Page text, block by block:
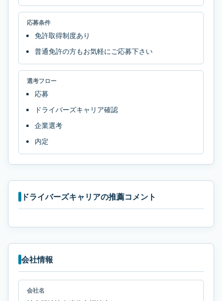
応募条件
免許取得制度あり
普通免許の方もお気軽にご応募下さい
選考フロー
応募
ドライバーズキャリア確認
企業選考
内定
ドライバーズキャリアの推薦コメント
会社情報
会社名